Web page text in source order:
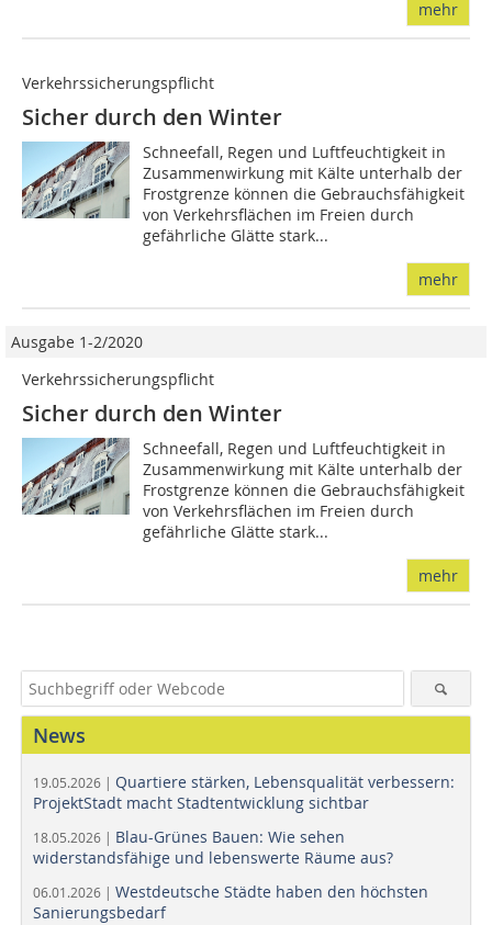
mehr
Verkehrssicherungspflicht
Sicher durch den Winter
Schneefall, Regen und Luftfeuchtigkeit in
Zusammenwirkung mit Kälte unterhalb der
Frostgrenze können die Gebrauchsfähigkeit
von Verkehrsflächen im Freien durch
gefährliche Glätte stark...
mehr
Ausgabe 1-2/2020
Verkehrssicherungspflicht
Sicher durch den Winter
Schneefall, Regen und Luftfeuchtigkeit in
Zusammenwirkung mit Kälte unterhalb der
Frostgrenze können die Gebrauchsfähigkeit
von Verkehrsflächen im Freien durch
gefährliche Glätte stark...
mehr
News
19.05.2026 | Quartiere stärken, Lebensqualität verbessern:
ProjektStadt macht Stadtentwicklung sichtbar
18.05.2026 | Blau-Grünes Bauen: Wie sehen
widerstandsfähige und lebenswerte Räume aus?
06.01.2026 | Westdeutsche Städte haben den höchsten
Sanierungsbedarf